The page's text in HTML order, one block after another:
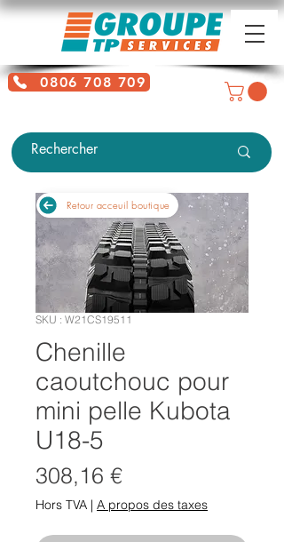
0806 708 709
SKU : W21CS19511
Chenille
caoutchouc pour
mini pelle Kubota
U18-5
308,16 €Prix
Hors TVA | A propos des taxes
Retour acceuil boutique